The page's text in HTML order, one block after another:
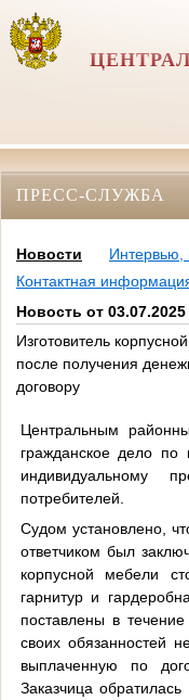
ПРЕСС-СЛУЖБА
Новости
Интервью,
Контактная
Новость от 03.07.2025
Изготовитель
после получения
договору
Центральным
гражданское дело по
индивидуальному
потребителей.
Судом установлено,
ответчиком был
корпусной мебели
гарнитур и
поставлены в
своих обязанностей
выплаченную по
Заказчица